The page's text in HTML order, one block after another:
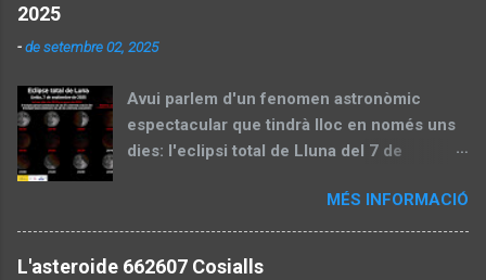
2025
-de setembre 02, 2025
Avui parlem d'un fenomen astronòmic
espectacular que tindrà lloc en només uns
dies: l'eclipsi total de Lluna del 7 de
també conegut com a "lluna de sang", és
una oportunitat perfecta per gaudir del cel
nocturn i aprendre sobre la mecànica
MÉS INFORMACIÓ
L'asteroide 662607 Cosialls